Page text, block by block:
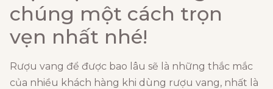
chúng một cách trọn
vẹn nhất nhé!
Rượu vang để được bao lâu sẽ là những thắc mắc
của nhiều khách hàng khi dùng rượu vang, nhất là